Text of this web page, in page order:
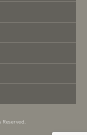
Reserved.